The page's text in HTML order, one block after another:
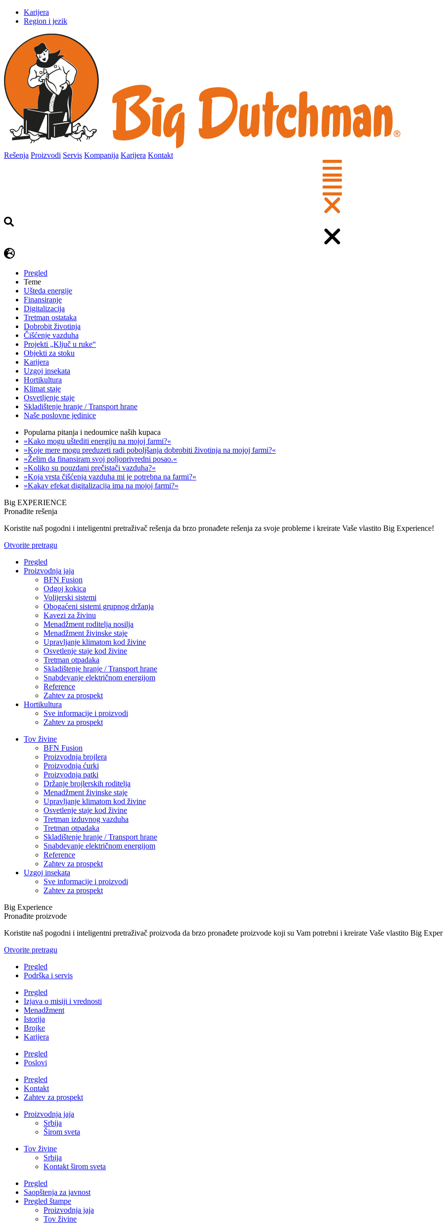
Karijera
Region i jezik
Rešenja Proizvodi Servis Kompanija Karijera Kontakt
Pregled
Teme
Ušteda energije
Finansiranje
Digitalizacija
Tretman ostataka
Dobrobit životinja
Čišćenje vazduha
Projekti „Ključ u ruke“
Objekti za stoku
Karijera
Uzgoj insekata
Hortikultura
Klimat staje
Osvetljenje staje
Skladištenje hranje / Transport hrane
Naše poslovne jedinice
Popularna pitanja i nedoumice naših kupaca
»Kako mogu uštediti energiju na mojoj farmi?«
»Koje mere mogu preduzeti radi poboljšanja dobrobiti životinja na mojoj farmi?«
»Želim da finansiram svoj poljoprivredni posao.«
»Koliko su pouzdani prečistači vazduha?«
»Koja vrsta čišćenja vazduha mi je potrebna na farmi?«
»Kakav efekat digitalizacija ima na mojoj farmi?«
Big EXPERIENCE
Pronađite rešenja
Koristite naš pogodni i inteligentni pretraživač rešenja da brzo pronađete rešenja za svoje probleme i kreirate Vaše vlastito Big Experience!
Otvorite pretragu
Pregled
Proizvodnja jaja
BFN Fusion
Odgoj kokica
Volijerski sistemi
Obogaćeni sistemi grupnog držanja
Kavezi za živinu
Menadžment roditelja nosilja
Menadžment živinske staje
Upravljanje klimatom kod živine
Osvetlenje staje kod živine
Tretman otpadaka
Skladištenje hranje / Transport hrane
Snabdevanje električnom energijom
Reference
Zahtev za prospekt
Hortikultura
Sve informacije i proizvodi
Zahtev za prospekt
Tov živine
BFN Fusion
Proizvodnja brojlera
Proizvodnja ćurki
Proizvodnja patki
Držanje brojlerskih roditelja
Menadžment živinske staje
Upravljanje klimatom kod živine
Osvetlenje staje kod živine
Tretman izduvnog vazduha
Tretman otpadaka
Skladištenje hranje / Transport hrane
Snabdevanje električnom energijom
Reference
Zahtev za prospekt
Uzgoj insekata
Sve informacije i proizvodi
Zahtev za prospekt
Big Experience
Pronađite proizvode
Koristite naš pogodni i inteligentni pretraživač proizvoda da brzo pronađete proizvode koji su Vam potrebni i kreirate Vaše vlastito Big
Otvorite pretragu
Pregled
Podrška i servis
Pregled
Izjava o misiji i vrednosti
Menadžment
Istorija
Brojke
Karijera
Pregled
Poslovi
Pregled
Kontakt
Zahtev za prospekt
Proizvodnja jaja
Srbija
Širom sveta
Tov živine
Srbija
Kontakt širom sveta
Pregled
Saopštenja za javnost
Pregled štampe
Proizvodnja jaja
Tov živine